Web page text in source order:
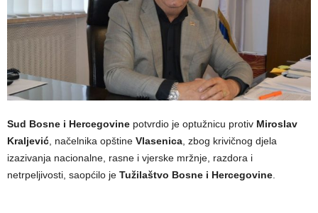
Sud Bosne i Hercegovine potvrdio je optužnicu protiv Miroslav
Kraljević , načelnika opštine Vlasenica , zbog krivičnog djela
izazivanja nacionalne, rasne i vjerske mržnje, razdora i
netrpeljivosti, saopćilo je Tužilaštvo Bosne i Hercegovine